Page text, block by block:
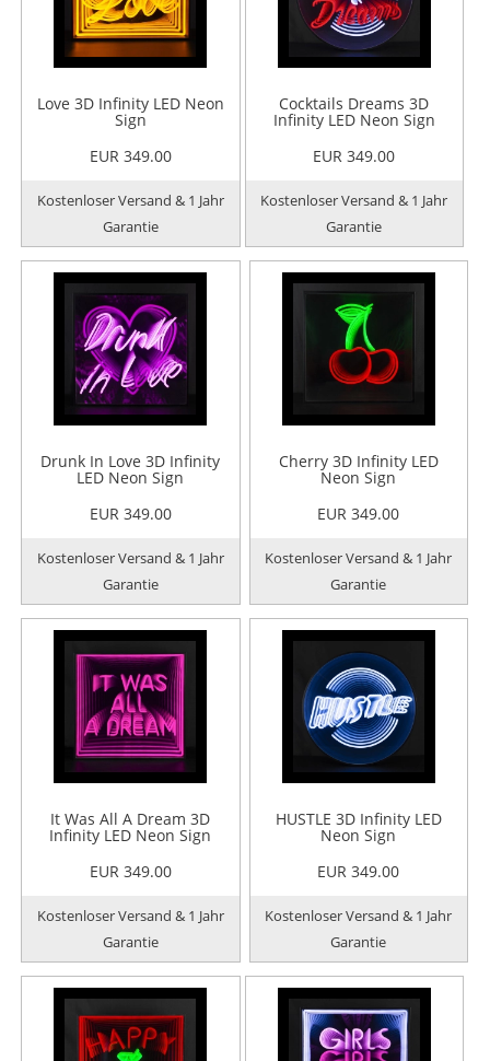
Love 3D Infinity LED Neon
Sign
EUR 349.00
Kostenloser Versand & 1 Jahr
Garantie
Cocktails Dreams 3D
Infinity LED Neon Sign
EUR 349.00
Kostenloser Versand & 1 Jahr
Garantie
Drunk In Love 3D Infinity
LED Neon Sign
EUR 349.00
Kostenloser Versand & 1 Jahr
Garantie
Cherry 3D Infinity LED
Neon Sign
EUR 349.00
Kostenloser Versand & 1 Jahr
Garantie
It Was All A Dream 3D
Infinity LED Neon Sign
EUR 349.00
Kostenloser Versand & 1 Jahr
Garantie
HUSTLE 3D Infinity LED
Neon Sign
EUR 349.00
Kostenloser Versand & 1 Jahr
Garantie